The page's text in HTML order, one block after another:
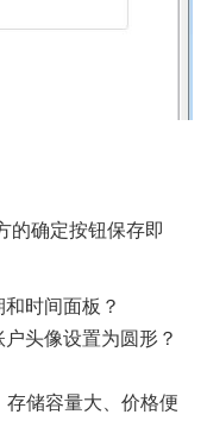
确定按钮保存即
时间面板？
头像设置为圆形？
储容量大、价格便